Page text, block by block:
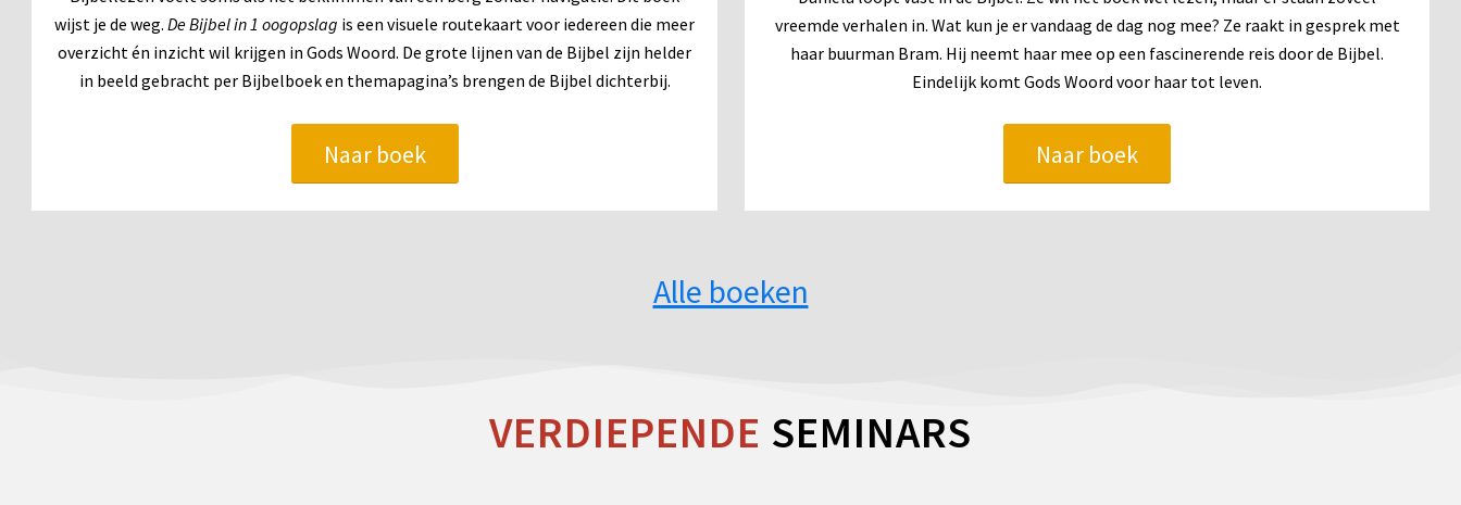
wijst je de weg. De Bijbel in 1 oogopslag is een visuele routekaart voor iedereen die meer
overzicht én inzicht wil krijgen in Gods Woord. De grote lijnen van de Bijbel zijn helder
in beeld gebracht per Bijbelboek en themapagina’s brengen de Bijbel dichterbij.
Naar boek
vreemde verhalen in. Wat kun je er vandaag de dag nog mee? Ze raakt in gesprek met
haar buurman Bram. Hij neemt haar mee op een fascinerende reis door de Bijbel.
Eindelijk komt Gods Woord voor haar tot leven.
Naar boek
Alle boeken
VERDIEPENDE SEMINARS